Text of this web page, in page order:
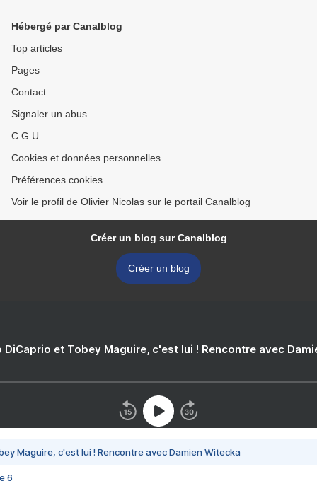
Hébergé par Canalblog
Top articles
Pages
Contact
Signaler un abus
C.G.U.
Cookies et données personnelles
Préférences cookies
Voir le profil de Olivier Nicolas sur le portail Canalblog
Créer un blog sur Canalblog
Créer un blog
DiCaprio et Tobey Maguire, c'est lui ! Rencontre avec
Maguire, c'est lui ! Rencontre avec Damien Witecka
6